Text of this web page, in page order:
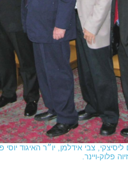
צבי אידלמן, יו״ר האיגוד
פלוק-ויינר.